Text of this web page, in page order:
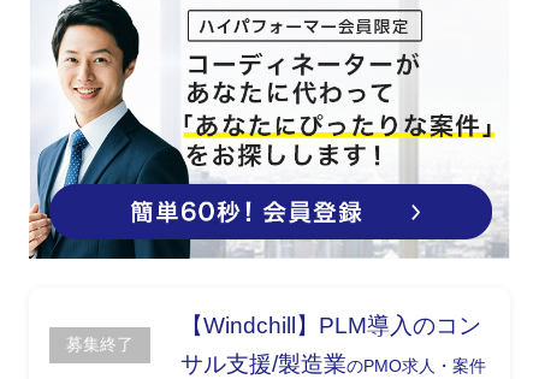
・AIチャット／AIヘルプデスクの高度
化、および業務実行型AIのユースケース
企画
・業務部門向けAI教育・ガイドライン整
備の推進
・全社共通データ基盤整備方針の策定支
援
募集終了
【Windchill】PLM導入のコン
サル支援/製造業のPMO求人・案件